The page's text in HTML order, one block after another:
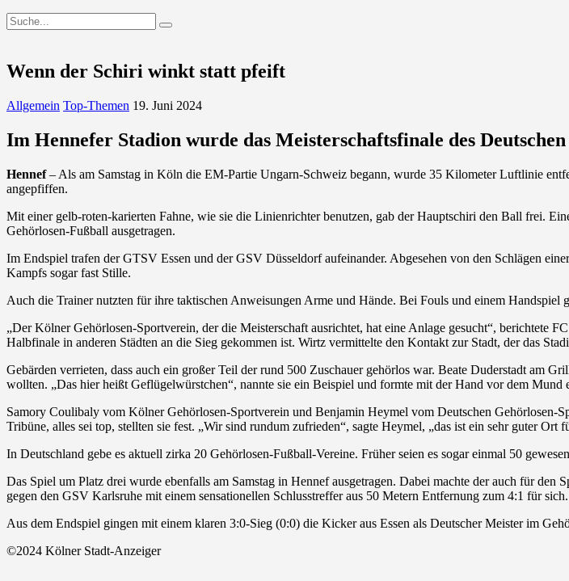
Wenn der Schiri winkt statt pfeift
Allgemein Top-Themen 19. Juni 2024
Im Hennefer Stadion wurde das Meisterschaftsfinale des
Hennef– Als am Samstag in Köln die EM-Partie Ungarn-Schweiz begann, wurde 35 Kilometer Luftlinie
angepfiffen.
Mit einer gelb-roten-karierten Fahne, wie sie die Linienrichter benutzen, gab der Hauptschiri den Ball frei.
Gehörlosen-Fußball ausgetragen.
Im Endspiel trafen der GTSV Essen und der GSV Düsseldorf aufeinander. Abgesehen von den Schlägen
Kampfs sogar fast Stille.
Auch die Trainer nutzten für ihre taktischen Anweisungen Arme und Hände. Bei Fouls und einem Handspiel
„Der Kölner Gehörlosen-Sportverein, der die Meisterschaft ausrichtet, hat eine Anlage gesucht“, berichtete
Halbfinale in anderen Städten an die Sieg gekommen ist. Wirtz vermittelte den Kontakt zur Stadt, der das
Gebärden verrieten, dass auch ein großer Teil der rund 500 Zuschauer gehörlos war. Beate Duderstadt am
wollten. „Das hier heißt Geflügelwürstchen“, nannte sie ein Beispiel und formte mit der Hand vor dem Mund
Samory Coulibaly vom Kölner Gehörlosen-Sportverein und Benjamin Heymel vom Deutschen Gehörlosen-
Tribüne, alles sei top, stellten sie fest. „Wir sind rundum zufrieden“, sagte Heymel, „das ist ein sehr guter Ort
In Deutschland gebe es aktuell zirka 20 Gehörlosen-Fußball-Vereine. Früher seien es sogar einmal 50
Das Spiel um Platz drei wurde ebenfalls am Samstag in Hennef ausgetragen. Dabei machte der auch für
gegen den GSV Karlsruhe mit einem sensationellen Schlusstreffer aus 50 Metern Entfernung zum 4:1 für sich.
Aus dem Endspiel gingen mit einem klaren 3:0-Sieg (0:0) die Kicker aus Essen als Deutscher Meister im
©2024 Kölner Stadt-Anzeiger